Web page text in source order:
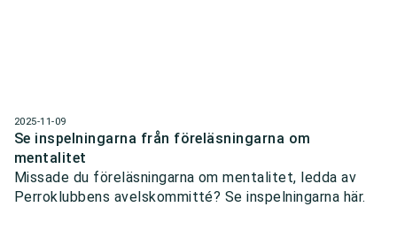
2025-11-09
Se inspelningarna från föreläsningarna om
mentalitet
Missade du föreläsningarna om mentalitet, ledda av
Perroklubbens avelskommitté? Se inspelningarna här.